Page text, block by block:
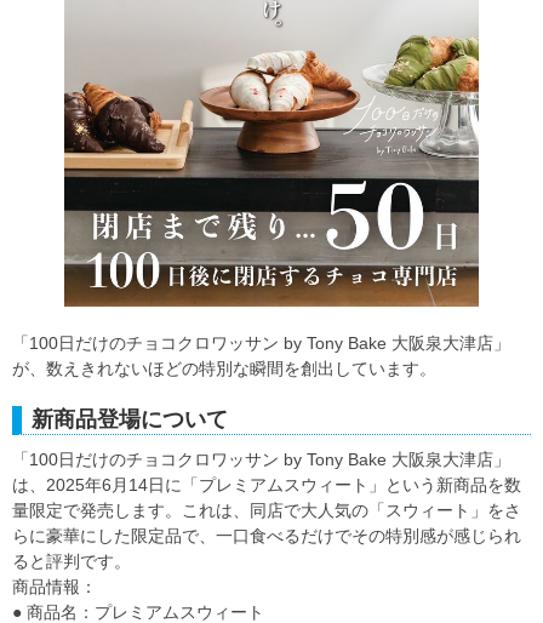
「100日だけのチョコクロワッサン by Tony Bake 大阪泉大津店」
が、数えきれないほどの特別な瞬間を創出しています。
新商品登場について
「100日だけのチョコクロワッサン by Tony Bake 大阪泉大津店」
は、2025年6月14日に「プレミアムスウィート」という新商品を数
量限定で発売します。これは、同店で大人気の「スウィート」をさ
らに豪華にした限定品で、一口食べるだけでその特別感が感じられ
ると評判です。
商品情報：
● 商品名：プレミアムスウィート